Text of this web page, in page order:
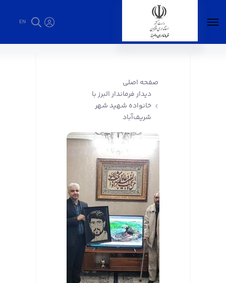
EN
صفحه اصلی
دیدار فرماندار البرز با
خانواده شهید شهر
شریف‌آباد